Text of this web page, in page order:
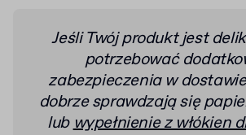
Jeśli Twój produkt jest
potrzebować
zabezpieczenia w
dobrze sprawdzają się
lubwypełnienie z włókien